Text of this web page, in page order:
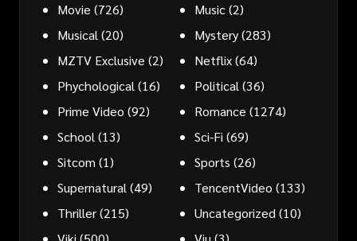
Movie (726) Music(2)
Musical (20) Mystery(283)
MZTV Exclusive (2) Netflix(64)
Phychological (16) Political (36)
Prime Video (92) Romance (1274)
School (13) Sci-Fi (69)
Sitcom (1) Sports (26)
Supernatural (49) TencentVideo (133)
Thriller(215) Uncategorized (10)